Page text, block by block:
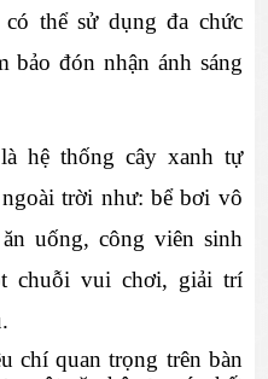
thể sử dụng đa chức
bảo đón nhận ánh sáng
hệ thống cây xanh tự
trời như: bể bơi vô
uống, công viên sinh
chuỗi vui chơi, giải trí
chí quan trọng trên bàn